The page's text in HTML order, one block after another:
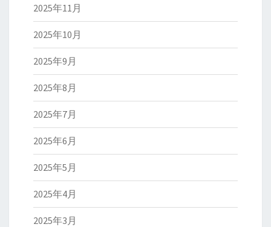
2025年11月
2025年10月
2025年9月
2025年8月
2025年7月
2025年6月
2025年5月
2025年4月
2025年3月